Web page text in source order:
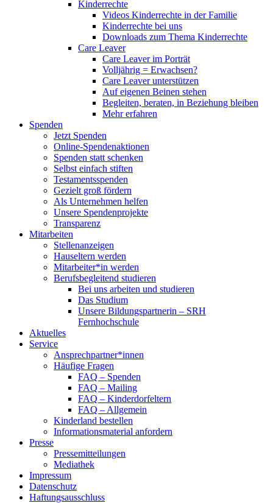
Kinderrechte
Videos Kinderrechte in der Familie
Kinderrechte bei uns
Downloads zum Thema Kinderrechte
Care Leaver
Care Leaver im Porträt
Volljährig = Erwachsen?
Care Leaver unterstützen
Auf eigenen Beinen stehen
Begleiten, beraten, in Beziehung bleiben
Mehr erfahren
Spenden
Jetzt Spenden
Online-Spendenaktionen
Spenden statt schenken
Selbst einfach stiften
Testamentsspenden
Gezielt groß fördern
Als Unternehmen helfen
Unsere Spendenprojekte
Transparenz
Mitarbeiten
Stellenanzeigen
Hauseltern werden
Mitarbeiter*in werden
Berufsbegleitend studieren
Bei uns arbeiten und studieren
Das Studium
Unsere Bildungspartnerin – SRH
Fernhochschule
Aktuelles
Service
Ansprechpartner*innen
Häufige Fragen
FAQ – Spenden
FAQ – Mailing
FAQ – Kinderdorfeltern
FAQ – Allgemein
Kinderland bestellen
Informationsmaterial anfordern
Presse
Pressemitteilungen
Mediathek
Impressum
Datenschutz
Haftungsausschluss